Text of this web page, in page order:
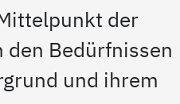
der
Bedürfnissen
und ihrem